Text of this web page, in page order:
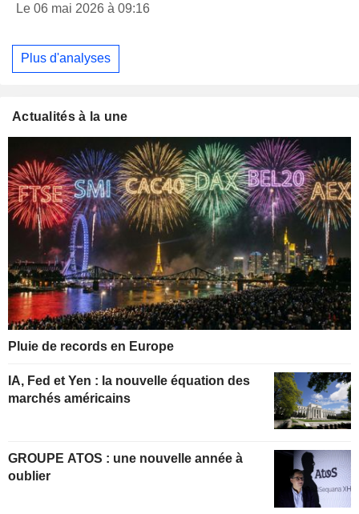
Le 06 mai 2026 à 09:16
Plus d'analyses
Actualités à la une
Pluie de records en Europe
IA, Fed et Yen : la nouvelle équation des
marchés américains
GROUPE ATOS : une nouvelle année à
oublier